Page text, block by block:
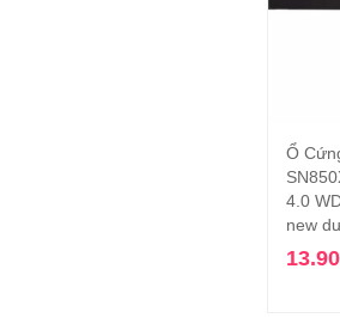
Ổ
4.0
new